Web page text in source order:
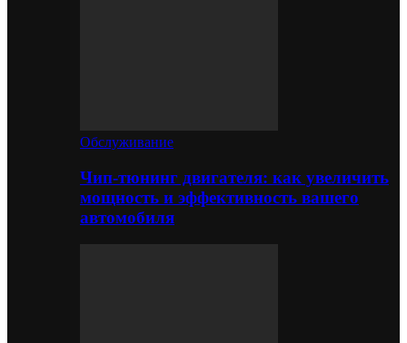
Обслуживание
Чип-тюнинг двигателя: как увеличить
мощность и эффективность вашего
автомобиля